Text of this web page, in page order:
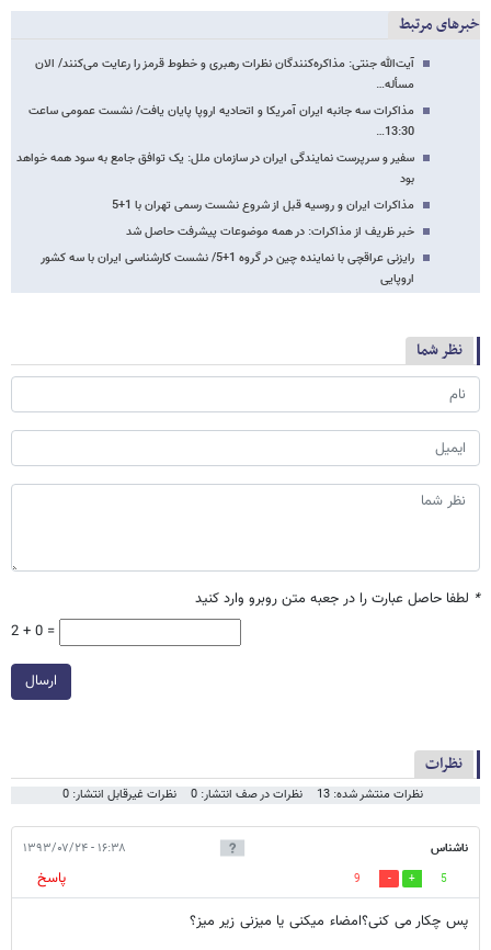
خبرهای مرتبط
آیت‌الله جنتی: مذاکره‌‌کنندگان نظرات رهبری و خطوط قرمز را رعایت می‌کنند/ الان
مسأله…
مذاکرات سه جانبه ایران آمریکا و اتحادیه اروپا پایان یافت/ نشست عمومی ساعت
13:30…
سفیر و سرپرست نمایندگی ایران در سازمان ملل: یک توافق جامع به سود همه خواهد
بود
مذاکرات ایران و روسیه قبل از شروع نشست رسمی تهران با 1+5
خبر ظریف از مذاکرات: در همه موضوعات پیشرفت حاصل شد
رایزنی عراقچی با نماینده چین در گروه 1+5/ نشست کارشناسی ایران با سه کشور
اروپایی
نظر شما
* لطفا حاصل عبارت را در جعبه متن روبرو وارد کنید
2 + 0 =
ارسال
نظرات
نظرات منتشر شده: 13 نظرات در صف انتشار: 0 نظرات غیرقابل انتشار: 0
ناشناس ۱۶:۳۸ - ۱۳۹۳/۰۷/۲۴
5
9
پاسخ
پس چکار می کنی؟امضاء میکنی یا میزنی زیر میز؟